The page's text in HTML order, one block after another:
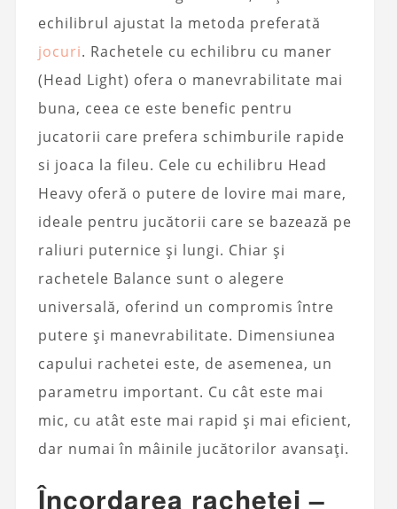
echilibrul ajustat la metoda preferată
jocuri. Rachetele cu echilibru cu maner
(Head Light) ofera o manevrabilitate mai
buna, ceea ce este benefic pentru
jucatorii care prefera schimburile rapide
si joaca la fileu. Cele cu echilibru Head
Heavy oferă o putere de lovire mai mare,
ideale pentru jucătorii care se bazează pe
raliuri puternice și lungi. Chiar și
rachetele Balance sunt o alegere
universală, oferind un compromis între
putere și manevrabilitate. Dimensiunea
capului rachetei este, de asemenea, un
parametru important. Cu cât este mai
mic, cu atât este mai rapid și mai eficient,
dar numai în mâinile jucătorilor avansați.
Încordarea rachetei –